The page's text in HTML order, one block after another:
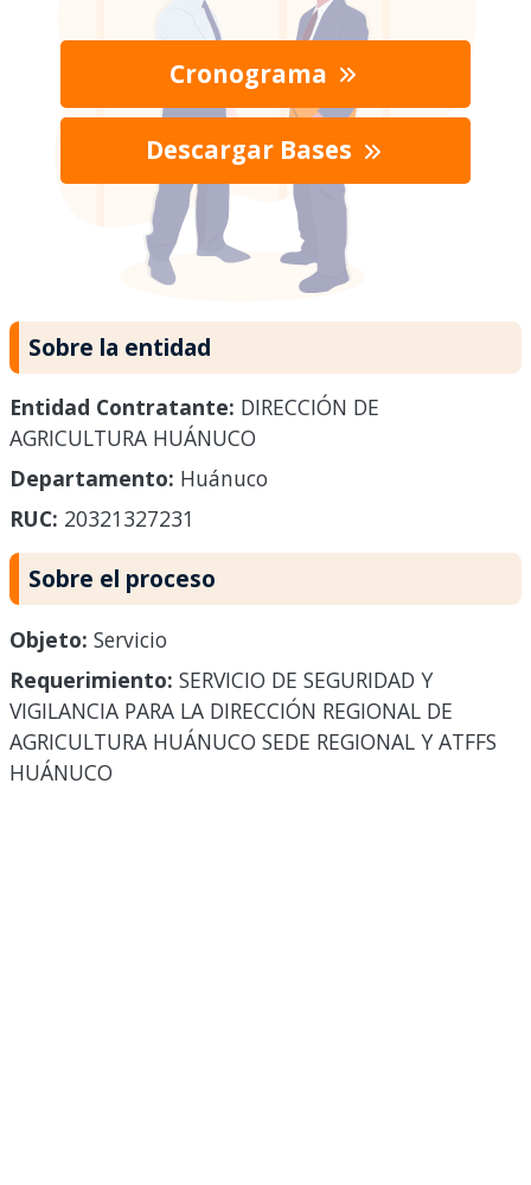
Cronograma
Descargar Bases
Sobre la entidad
Entidad Contratante: DIRECCIÓN DE
AGRICULTURA HUÁNUCO
Departamento: Huánuco
RUC: 20321327231
Sobre el proceso
Objeto: Servicio
Requerimiento: SERVICIO DE SEGURIDAD Y
VIGILANCIA PARA LA DIRECCIÓN REGIONAL DE
AGRICULTURA HUÁNUCO SEDE REGIONAL Y ATFFS
HUÁNUCO